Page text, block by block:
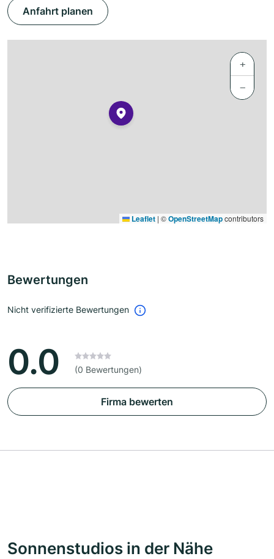
Anfahrt planen
+
−
Leaflet | ©OpenStreetMapcontributors
Bewertungen
Nicht verifizierte Bewertungen
0.0 (0 Bewertungen)
Firma bewerten
Sonnenstudios in der Nähe